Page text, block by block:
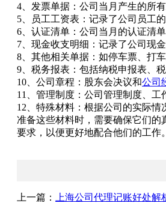
4、发票单据：公司当月产生的所
5、员工工资表：记录了公司员工
6、认证清单：公司当月的认证清
7、现金收支明细：记录了公司现
8、其他相关单据：如停车票、打
9、税务报表：包括纳税申报表、
10、公司章程：股东会决议和公司
11、管理制度：公司管理制度、工
12、特殊材料：根据公司的实际
准备这些材料时，需要确保它们
要求，以便更好地配合他们的工作
上一篇：
上海公司代理记账好处解